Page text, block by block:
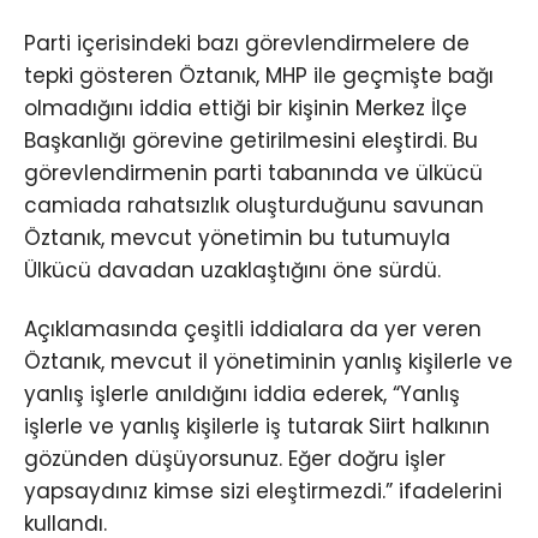
Parti içerisindeki bazı görevlendirmelere de
tepki gösteren Öztanık, MHP ile geçmişte bağı
olmadığını iddia ettiği bir kişinin Merkez İlçe
Başkanlığı görevine getirilmesini eleştirdi. Bu
görevlendirmenin parti tabanında ve ülkücü
camiada rahatsızlık oluşturduğunu savunan
Öztanık, mevcut yönetimin bu tutumuyla
Ülkücü davadan uzaklaştığını öne sürdü.
Açıklamasında çeşitli iddialara da yer veren
Öztanık, mevcut il yönetiminin yanlış kişilerle ve
yanlış işlerle anıldığını iddia ederek, “Yanlış
işlerle ve yanlış kişilerle iş tutarak Siirt halkının
gözünden düşüyorsunuz. Eğer doğru işler
yapsaydınız kimse sizi eleştirmezdi.” ifadelerini
kullandı.